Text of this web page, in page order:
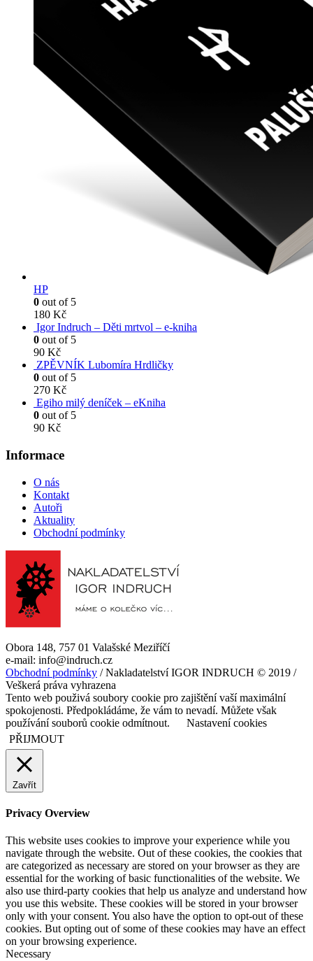
HP
0 out of 5
180 Kč
Igor Indruch – Děti mrtvol – e-kniha
0 out of 5
90 Kč
ZPĚVNÍK Lubomíra Hrdličky
0 out of 5
270 Kč
Egiho milý deníček – eKniha
0 out of 5
90 Kč
Informace
O nás
Kontakt
Autoři
Aktuality
Obchodní podmínky
Obora 148, 757 01 Valašské Meziříčí
e-mail: info@indruch.cz
Obchodní podmínky / Nakladatelství IGOR INDRUCH © 2019 /
Veškerá práva vyhrazena
Tento web použivá soubory cookie pro zajištění vaší maximální
spokojenosti. Předpokládáme, že vám to nevadí. Můžete však
používání souborů cookie odmítnout.
Nastavení cookies
PŘIJMOUT
Zavřít
Privacy Overview
This website uses cookies to improve your experience while you
navigate through the website. Out of these cookies, the cookies that
are categorized as necessary are stored on your browser as they are
essential for the working of basic functionalities of the website. We
also use third-party cookies that help us analyze and understand how
you use this website. These cookies will be stored in your browser
only with your consent. You also have the option to opt-out of these
cookies. But opting out of some of these cookies may have an effect
on your browsing experience.
Necessary